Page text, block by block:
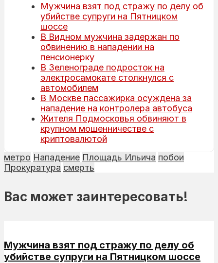
Мужчина взят под стражу по делу об
убийстве супруги на Пятницком
шоссе
В Видном мужчина задержан по
обвинению в нападении на
пенсионерку
В Зеленограде подросток на
электросамокате столкнулся с
автомобилем
В Москве пассажирка осуждена за
нападение на контролера автобуса
Жителя Подмосковья обвиняют в
крупном мошенничестве с
криптовалютой
метро Нападение Площадь Ильича побои
Прокуратура смерть
Вас может заинтересовать!
Мужчина взят под стражу по делу об
убийстве супруги на Пятницком шоссе